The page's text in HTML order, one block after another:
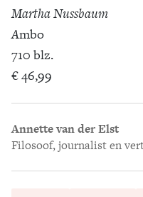
Martha Nussbaum
Ambo
710 blz.
€ 46,99
Annette van der Elst
Filosoof, journalist en